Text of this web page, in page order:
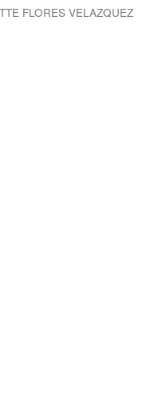
FLORES VELAZQUEZ